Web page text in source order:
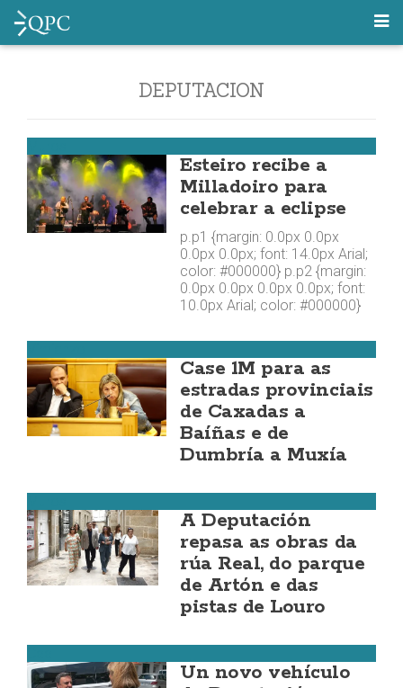
DEPUTACION
Esteiro recibe a
Milladoiro para
celebrar a eclipse
p.p1 {margin: 0.0px 0.0px
0.0px 0.0px; font: 14.0px Arial;
color: #000000} p.p2 {margin:
0.0px 0.0px 0.0px 0.0px; font:
10.0px Arial; color: #000000}
Case 1M para as
estradas provinciais
de Caxadas a
Baíñas e de
Dumbría a Muxía
A Deputación
repasa as obras da
rúa Real, do parque
de Artón e das
pistas de Louro
Un novo vehículo